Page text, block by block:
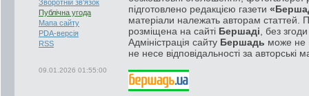
Зворотній зв'язок
Публічна угода
Мапа сайту
PDA-версія
RSS
09.01.2026 01:55:00
підготовлено редакцією газети
матеріали належать авторам статтей.
розміщена на сайті Бершаді , без
Адміністрація сайту Бершадь може не
не несе відповідальності за авторські